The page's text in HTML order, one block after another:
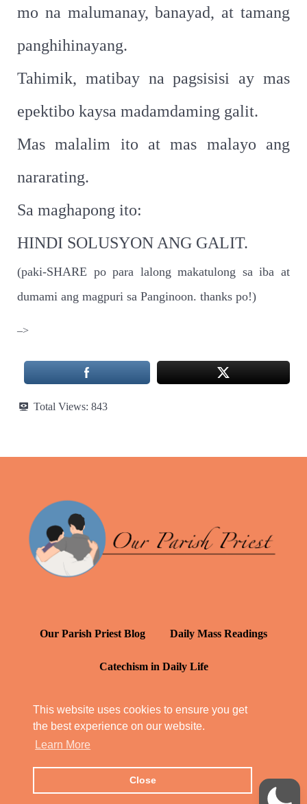
This website uses cookies to ensure you get
the best experience on our website.
Learn More
Close
mo na malumanay, banayad, at tamang
panghihinayang.
Tahimik, matibay na pagsisisi ay mas
epektibo kaysa madamdaming galit.
Mas malalim ito at mas malayo ang
nararating.
Sa maghapong ito:
HINDI SOLUSYON ANG GALIT.
(paki-SHARE po para lalong makatulong sa iba at
dumami ang magpuri sa Panginoon. thanks po!)
–>
Total Views: 843
Our Parish Priest Blog Daily Mass Readings
Catechism in Daily Life
YT: Tambuli ng Kagalakan
© Our Parish Priest 2022 - 2026